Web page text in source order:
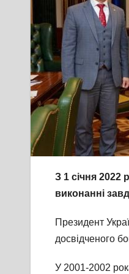
З 1 січня 2022
виконанні
Президент
досвідченого
У 2001-2002